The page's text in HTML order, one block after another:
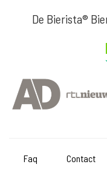
De Bierista®
Faq Contact